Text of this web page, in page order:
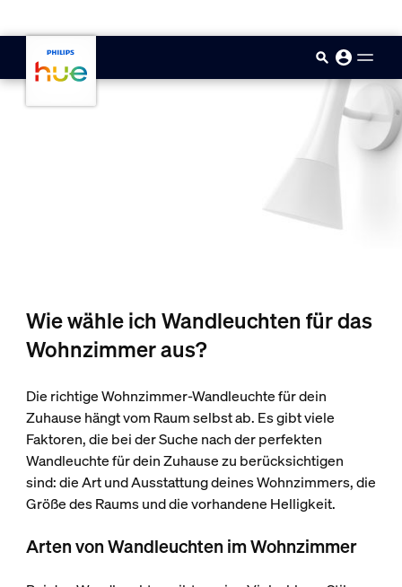
Wie wähle ich Wandleuchten für das
Wohnzimmer aus?
Die richtige Wohnzimmer-Wandleuchte für dein
Zuhause hängt vom Raum selbst ab. Es gibt viele
Faktoren, die bei der Suche nach der perfekten
Wandleuchte für dein Zuhause zu berücksichtigen
sind: die Art und Ausstattung deines Wohnzimmers, die
Größe des Raums und die vorhandene Helligkeit.
Arten von Wandleuchten im Wohnzimmer